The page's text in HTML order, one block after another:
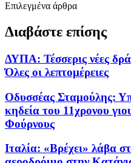
Επιλεγμένα άρθρα
Διαβάστε επίσης
ΔΥΠΑ: Τέσσερις νέες
Όλες οι λεπτομέρειες
Οδυσσέας Σταμούλης:
κηδεία του 11χρονου
Φούρνους
Ιταλία: «Βρέχει» λάβα